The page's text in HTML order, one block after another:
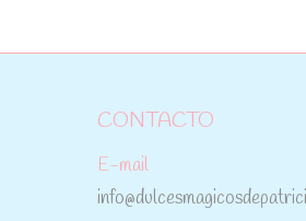
CONTACTO
E-mail